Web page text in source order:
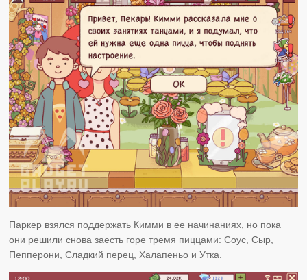
Паркер взялся поддержать Кимми в ее начинаниях, но пока
они решили снова заесть горе тремя пиццами: Соус, Сыр,
Пепперони, Сладкий перец, Халапеньо и Утка.